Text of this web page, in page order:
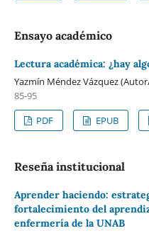
Ensayo académico
Lectura académica: ¿hay
Yazmín Méndez Vázquez
85-95
PDF
EPUB
Reseña institucional
Aprender haciendo:
fortalecimiento del
enfermería de la UNAB